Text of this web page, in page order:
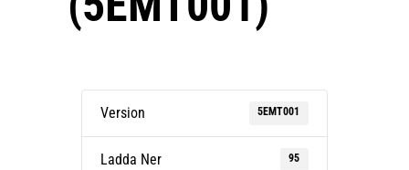
Version 5EMT001
Ladda Ner 95